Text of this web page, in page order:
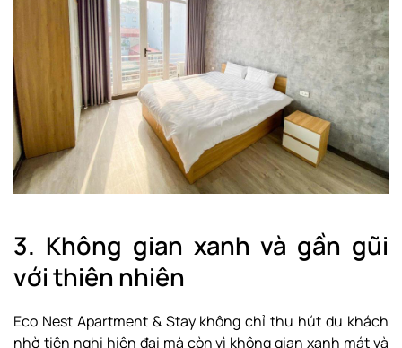
3. Không gian xanh và gần gũi
với thiên nhiên
Eco Nest Apartment & Stay không chỉ thu hút du khách
nhờ tiện nghi hiện đại mà còn vì không gian xanh mát và